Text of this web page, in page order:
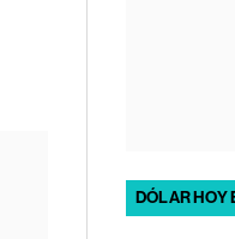
DÓLAR HOY